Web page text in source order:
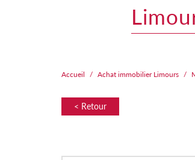
Accueil Achat immobilier Limours
< Retour